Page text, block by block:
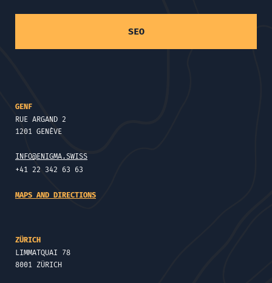
SEO
GENF
RUE ARGAND 2
1201 GENÈVE
INFO@ENIGMA.SWISS
+41 22 342 63 63
MAPS AND DIRECTIONS
ZÜRICH
LIMMATQUAI 78
8001 ZÜRICH